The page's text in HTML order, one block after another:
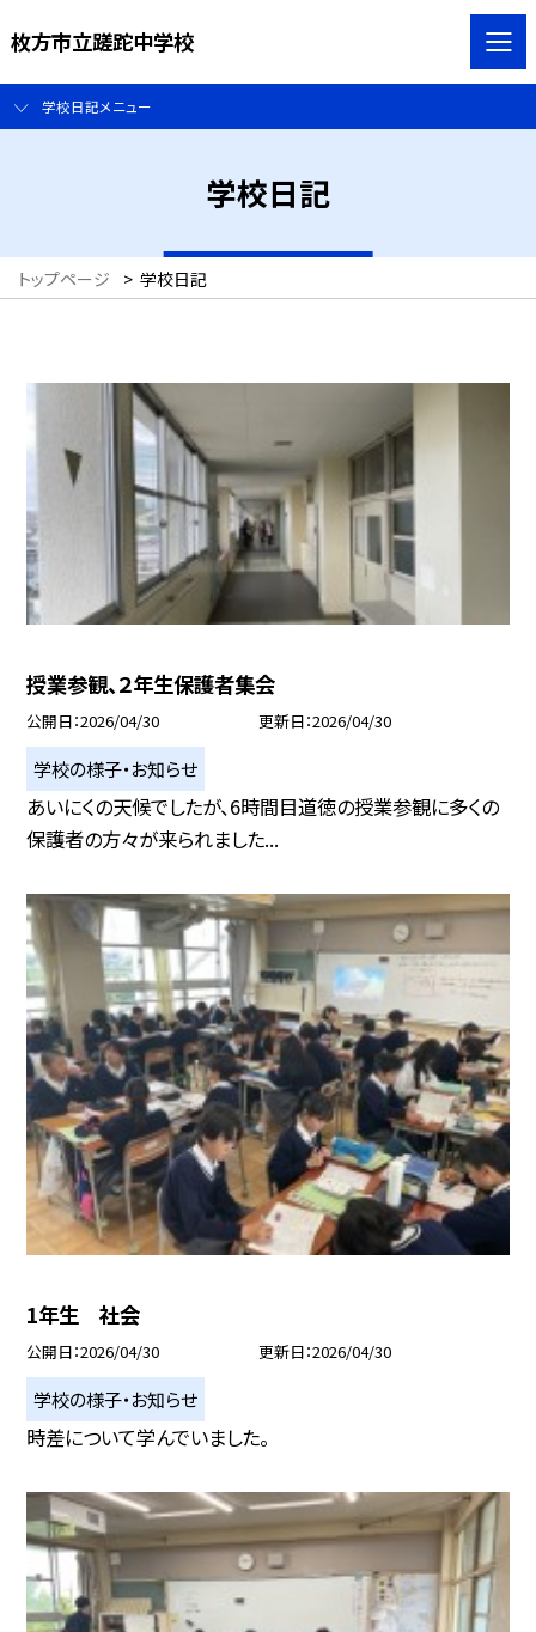
枚方市立蹉跎中学校
学校日記メニュー
学校日記
トップページ > 学校日記
授業参観、２年生保護者集会
公開日 2026/04/30 更新日 2026/04/30
学校の様子・お知らせ
あいにくの天候でしたが、6時間目道徳の授業参観に多くの
保護者の方々が来られました...
1年生 社会
公開日 2026/04/30 更新日 2026/04/30
学校の様子・お知らせ
時差について学んでいました。